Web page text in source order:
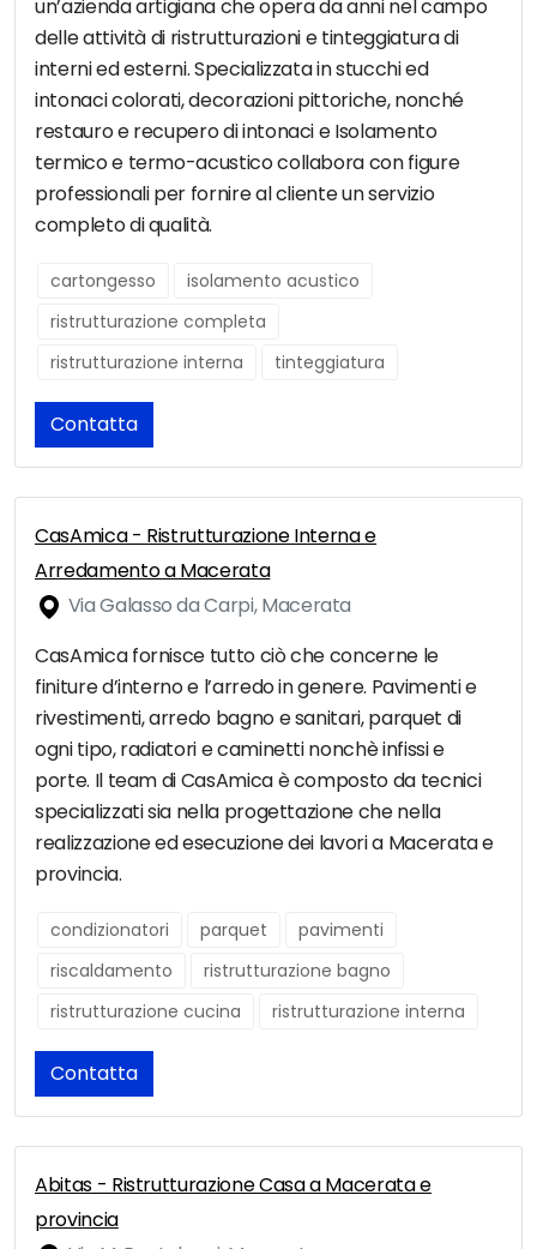
un’azienda artigiana che opera da anni nel campo
delle attività di ristrutturazioni e tinteggiatura di
interni ed esterni. Specializzata in stucchi ed
intonaci colorati, decorazioni pittoriche, nonché
restauro e recupero di intonaci e Isolamento
termico e termo-acustico collabora con figure
professionali per fornire al cliente un servizio
completo di qualità.
cartongesso
isolamento acustico
ristrutturazione completa
ristrutturazione interna
tinteggiatura
Contatta
CasAmica - Ristrutturazione Interna e
Arredamento a Macerata
Via Galasso da Carpi, Macerata
CasAmica fornisce tutto ciò che concerne le
finiture d’interno e l’arredo in genere. Pavimenti e
rivestimenti, arredo bagno e sanitari, parquet di
ogni tipo, radiatori e caminetti nonchè infissi e
porte. Il team di CasAmica è composto da tecnici
specializzati sia nella progettazione che nella
realizzazione ed esecuzione dei lavori a Macerata e
provincia.
condizionatori parquet
pavimenti
riscaldamento
ristrutturazione bagno
ristrutturazione cucina
ristrutturazione interna
Contatta
Abitas - Ristrutturazione Casa a Macerata e
provincia